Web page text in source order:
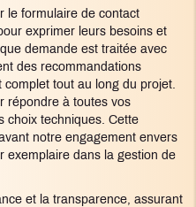
le formulaire de contact
exprimer leurs besoins et
demande est traitée avec
des recommandations
tout au long du projet.
répondre à toutes vos
choix techniques. Cette
notre engagement envers
exemplaire dans la gestion de
et la transparence, assurant